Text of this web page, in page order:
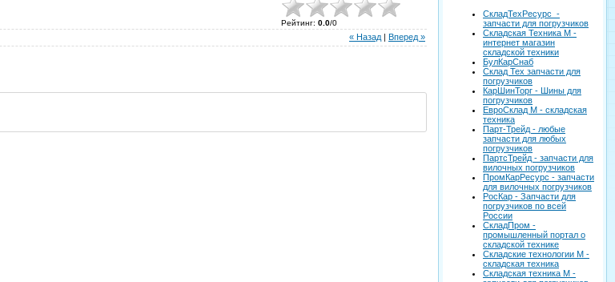
Рейтинг: 0.0/0
« Назад Вперед »
СкладТехРесурс -
запчасти для погрузчиков
Складская Техника М -
интернет магазин
складской техники
БулКарСнаб
Склад Тех запчасти для
погрузчиков
КарШинТорг - Шины для
погрузчиков
ЕвроСклад М - складская
техника
Парт-Трейд - любые
запчасти для любых
погрузчиков
ПартсТрейд - запчасти для
вилочных погрузчиков
ПромКарРесурс - запчасти
для вилочных погрузчиков
РосКар - Запчасти для
погрузчиков по всей
России
СкладПром -
промышленный портал о
складской технике
Складские технологии М -
складская техника
Складская техника М -